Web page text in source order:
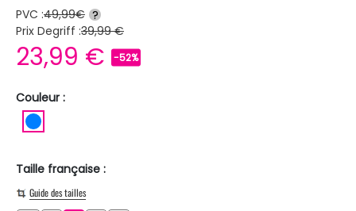
PVC :49,99€ ?
Prix Degriff :39,99 €
23,99 € -52%
Couleur :
Taille française :
Guide des tailles